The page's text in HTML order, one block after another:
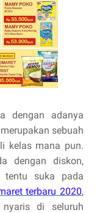
dengan adanya
sebuah
kelas mana pun.
dengan diskon,
tentu suka pada
terbaru 2020,
di seluruh